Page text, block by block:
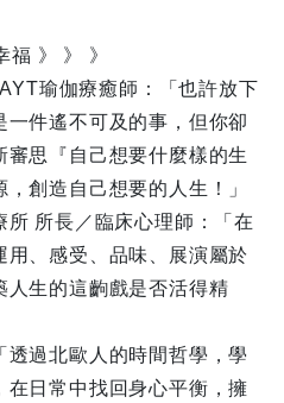
》 》 》
瑜伽療癒師：「也許放下
件遙不可及的事，但你卻
思『自己想要什麼樣的生
創造自己想要的人生！」
所長／臨床心理師：「在
用、感受、品味、展演屬於
人生的這齣戲是否活得精
過北歐人的時間哲學，學
日常中找回身心平衡，擁